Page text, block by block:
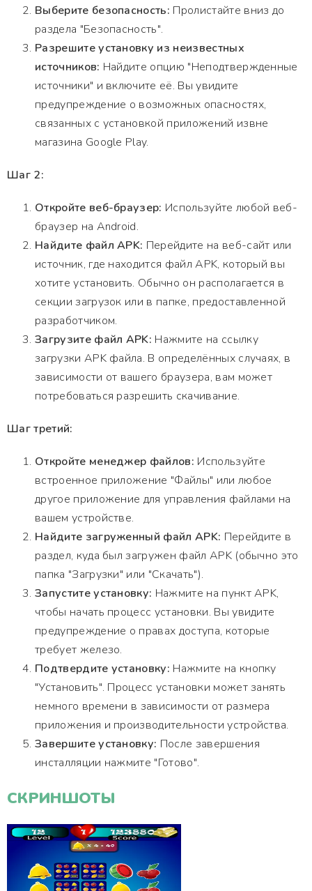
Выберите безопасность: Пролистайте вниз до
раздела "Безопасность".
Разрешите установку из неизвестных
источников: Найдите опцию "Неподтвержденные
источники" и включите её. Вы увидите
предупреждение о возможных опасностях,
связанных с установкой приложений извне
магазина Google Play.
Шаг 2:
Откройте веб-браузер: Используйте любой веб-
браузер на Android.
Найдите файл APK: Перейдите на веб-сайт или
источник, где находится файл APK, который вы
хотите установить. Обычно он располагается в
секции загрузок или в папке, предоставленной
разработчиком.
Загрузите файл APK: Нажмите на ссылку
загрузки APK файла. В определённых случаях, в
зависимости от вашего браузера, вам может
потребоваться разрешить скачивание.
Шаг третий:
Откройте менеджер файлов: Используйте
встроенное приложение "Файлы" или любое
другое приложение для управления файлами на
вашем устройстве.
Найдите загруженный файл APK: Перейдите в
раздел, куда был загружен файл APK (обычно это
папка "Загрузки" или "Скачать").
Запустите установку: Нажмите на пункт APK,
чтобы начать процесс установки. Вы увидите
предупреждение о правах доступа, которые
требует железо.
Подтвердите установку: Нажмите на кнопку
"Установить". Процесс установки может занять
немного времени в зависимости от размера
приложения и производительности устройства.
Завершите установку: После завершения
инсталляции нажмите "Готово".
СКРИНШОТЫ